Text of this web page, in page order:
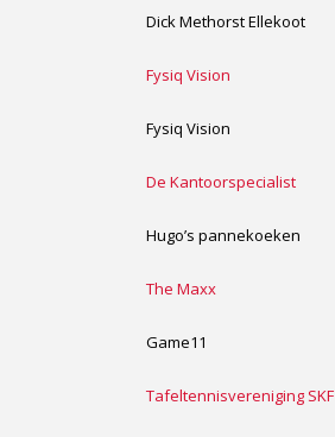
Dick Methorst Ellekoot
Fysiq Vision
Fysiq Vision
De Kantoorspecialist
Hugo’s pannekoeken
The Maxx
Game11
Tafeltennisvereniging SKF